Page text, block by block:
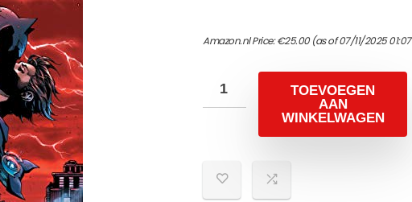
Amazon.nl Price:€25.00(as of 07/11/2025
TOEVOEGEN
AAN
WINKELWAGEN